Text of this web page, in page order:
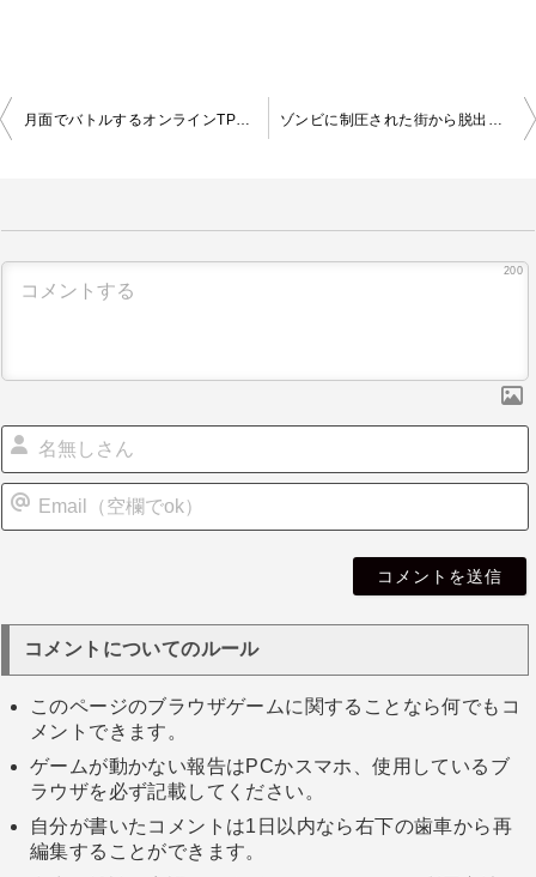
投
稿
シ
月面でバトルするオンラインTPS | Moon Clash Heroes ゾンビに制圧された街から脱出するブラウザFPS | Zombie Areas
200
コメントについてのルール
このページのブラウザゲームに関することなら何でもコ
メントできます。
ゲームが動かない報告はPCかスマホ、使用しているブ
ラウザを必ず記載してください。
自分が書いたコメントは1日以内なら右下の歯車から再
編集することができます。